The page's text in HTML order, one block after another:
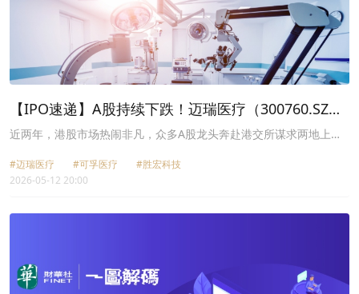
【IPO速递】A股持续下跌！迈瑞医疗（300760.SZ）
赴港集资，业绩罕见下滑
近两年，港股市场热闹非凡，众多A股龙头奔赴港交所谋求两地上
功挂牌。
#迈瑞医疗 #可孚医疗
#胜宏科技
2026-05-12 20:00